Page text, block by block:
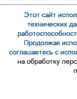
oz@komsis.su -
ЗАКАЗАТЬ ЗВОНОК
Этот сайт
технических
Продолжая
соглашаетесь с
на обработку